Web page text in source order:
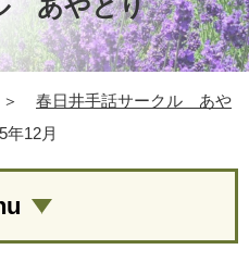
あやとり
＞
春日井手話サークル あや
年12月